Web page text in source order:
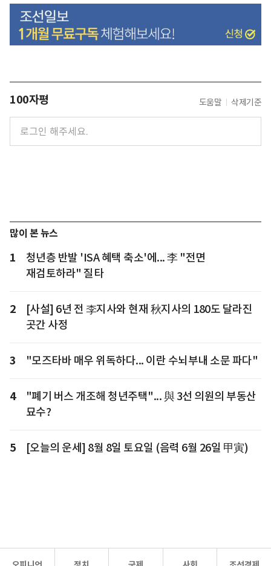
100자평 도움말 삭제기준
많이 본 뉴스
1
청년층 반발 'ISA 혜택 축소'에... 李 "전면
재검토하라" 질타
2
[사설] 6년 전 李지사와 현재 秋지사의 180도 달라진
곳간 사정
3 "모즈타바 매우 위독하다... 이란 수뇌부내 소문 파다"
4
"폐기 버스 개조해 청년주택"... 與 3선 의원의 부동산
묘수?
5 [오늘의 운세] 8월 8일 토요일 (음력 6월 26일 甲寅)